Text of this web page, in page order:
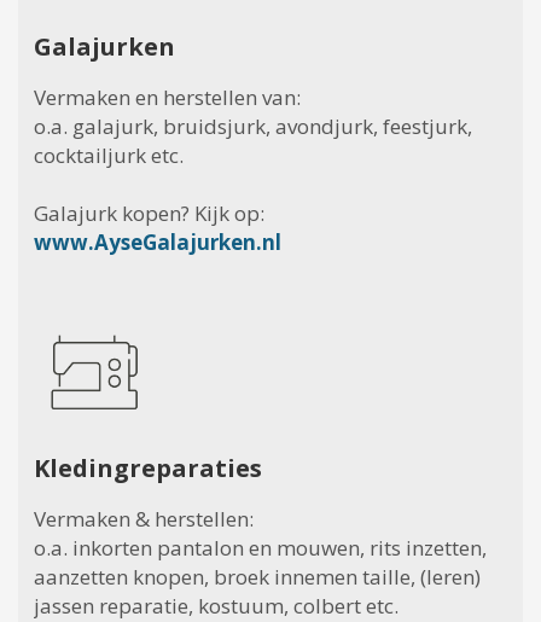
Galajurken
Vermaken en herstellen van:
o.a. galajurk, bruidsjurk, avondjurk, feestjurk,
cocktailjurk etc.
Galajurk kopen? Kijk op:
www.AyseGalajurken.nl
Kledingreparaties
Vermaken & herstellen:
o.a. inkorten pantalon en mouwen, rits inzetten,
aanzetten knopen, broek innemen taille, (leren)
jassen reparatie, kostuum, colbert etc.